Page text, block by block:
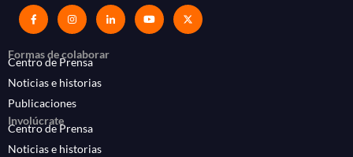
Formas de colaborar
Centro de Prensa
Noticias e historias
Publicaciones
Involúcrate
Centro de Prensa
Noticias e historias